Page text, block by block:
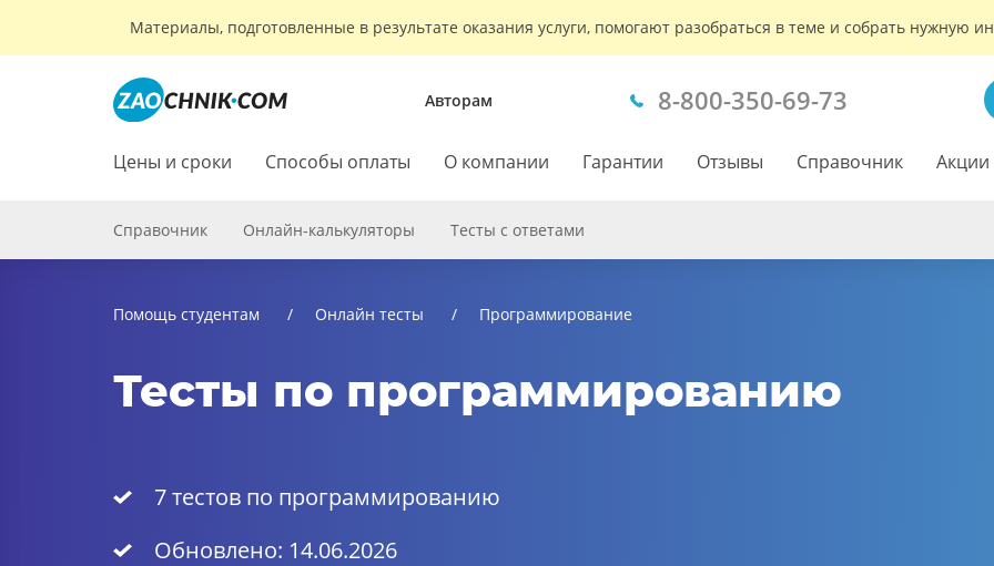
Материалы, подготовленные в результате оказания услуги, помогают разобраться в теме и собрать
Авторам 8-800-350-69-73
Цены и сроки Способы оплаты О компании Гарантии Отзывы Справочник Акции
Справочник Онлайн-калькуляторы Тесты с ответами
Помощь студентам Онлайн тесты Программирование
Тесты по программированию
7 тестов по программированию
Обновлено: 14.06.2026